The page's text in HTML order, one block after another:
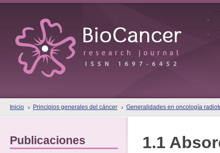
Inicio Principios generales del cáncer Generalidades en oncología
Publicaciones 1.1